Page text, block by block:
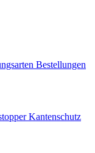
Bestellungen
Kantenschutz